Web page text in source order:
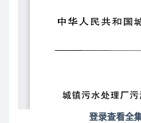
登录查看全